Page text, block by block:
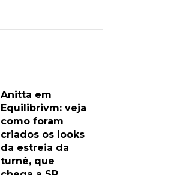
Anitta em
Equilibrivm: veja
como foram
criados os looks
da estreia da
turnê, que